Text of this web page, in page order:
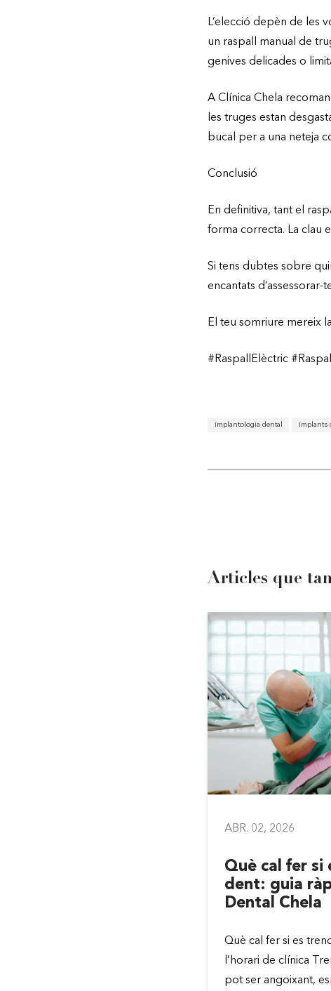
L’elecció depèn de les
un raspall manual de
genives delicades o
A Clínica Chela
les truges estan
bucal per a una neteja
Conclusió
En definitiva, tant el
forma correcta. La clau
Si tens dubtes sobre
encantats d’assessorar-
El teu somriure mereix
#RaspallElèctric
implantologia dental implants
Articles que
ABR. 02, 2026
Què cal fer si
dent: guia
Dental Chela
Què cal fer si es
l’horari de clínica
pot ser angoixant,